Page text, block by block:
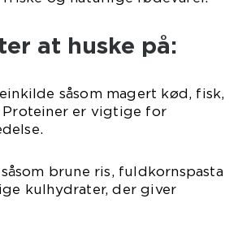
at huske på:
såsom magert kød, fisk,
er vigtige for
brune ris, fuldkornspasta
kulhydrater, der giver